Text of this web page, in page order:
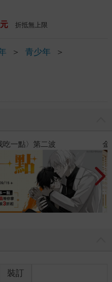
折抵無上限
＞ 青少年
＞
2026海外優惠：電子書
裝訂